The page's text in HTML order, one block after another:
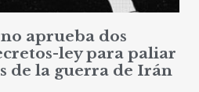
aprueba dos
ley para paliar
de la guerra de Irán